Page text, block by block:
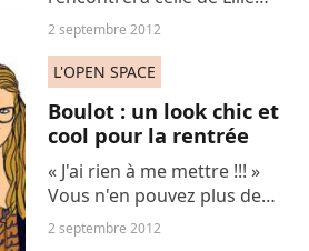
dans un match de la 4ème
journée de Ligue 1. Une
rencontre à ne pas manquer
puisque le PSG doit
absolument faire ses
preuves...
2 septembre 2012
L'OPEN SPACE
Boulot : un look chic et
cool pour la rentrée
« J'ai rien à me mettre !!! »
Vous n'en pouvez plus de
passer vos nerfs sur toute la
maisonnée chaque matin
2 septembre 2012